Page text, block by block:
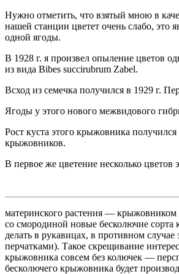
Нужно отметить, что взятый мною в
нашей станции цветет очень слабо, это
одной ягоды.
В 1928 г. я произвел опыление цветов
из вида Bibes succirubrum Zabel.
Всход из семечка получился в 1929 г.
Ягоды у этого нового межвидового
Рост куста этого крыжовника
крыжовников.
В первое же цветение несколько
материнского растения —
со смородиной новые бесколючие
делать в рукавицах, в противном
перчатками). Такое скрещивание
крыжовника совсем без колючек —
бесколючего крыжовника будет